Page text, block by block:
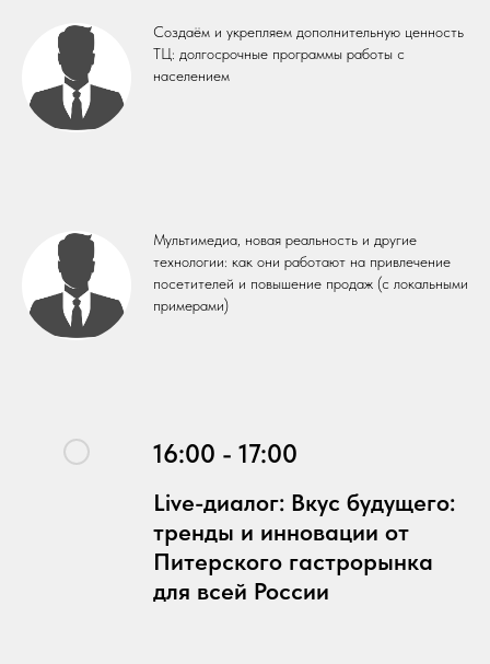
Создаём и укрепляем дополнительную ценность
ТЦ: долгосрочные программы работы с
населением
Мультимедиа, новая реальность и другие
технологии: как они работают на привлечение
посетителей и повышение продаж (с локальными
примерами)
16:00 - 17:00
Live-диалог: Вкус будущего:
тренды и инновации от
Питерского гастрорынка
для всей России